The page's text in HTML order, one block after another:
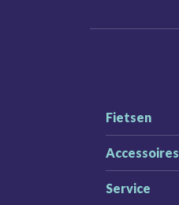
Fietsen
Accessoires
Service